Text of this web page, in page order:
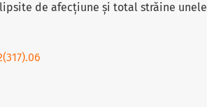
de afecțiune și total străine unele